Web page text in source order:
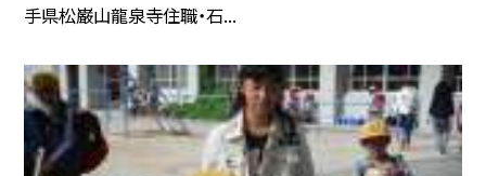
手県松巌山龍泉寺住職・石...